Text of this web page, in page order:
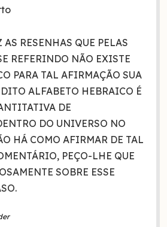
RESENHAS QUE PELAS
REFERINDO NÃO EXISTE
PARA TAL AFIRMAÇÃO SUA
ALFABETO HEBRAICO É
DE
DO UNIVERSO NO
HÁ COMO AFIRMAR DE TAL
PEÇO-LHE QUE
SOBRE ESSE